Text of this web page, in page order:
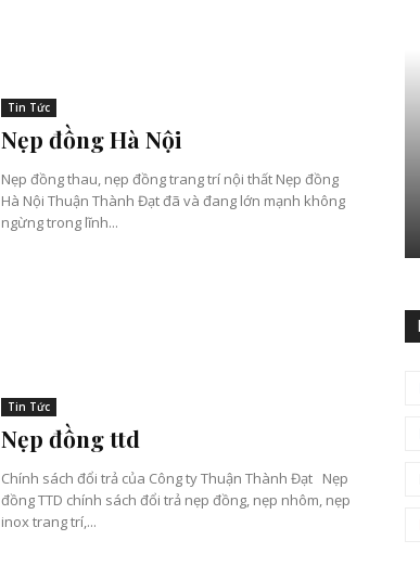
Tin Tức
Nẹp đồng Hà Nội
Nẹp đồng thau, nẹp đồng trang trí nội thất Nẹp đồng
Hà Nội Thuận Thành Đạt đã và đang lớn mạnh không
ngừng trong lĩnh...
Tin Tức
Nẹp đồng ttd
Chính sách đổi trả của Công ty Thuận Thành Đạt Nẹp
đồng TTD chính sách đổi trả nẹp đồng, nẹp nhôm, nẹp
inox trang trí,...